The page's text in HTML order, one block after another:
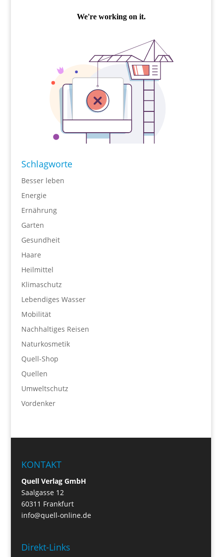
Schlagworte
Besser leben
Energie
Ernährung
Garten
Gesundheit
Haare
Heilmittel
Klimaschutz
Lebendiges Wasser
Mobilität
Nachhaltiges Reisen
Naturkosmetik
Quell-Shop
Quellen
Umweltschutz
Vordenker
KONTAKT
Quell Verlag GmbH
Saalgasse 12
60311 Frankfurt
info@quell-online.de
Direkt-Links